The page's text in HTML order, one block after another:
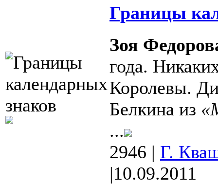
Границы
Зоя
года.
Королевы.
Белкина из
...
2946 | Г.
|10.09.2011